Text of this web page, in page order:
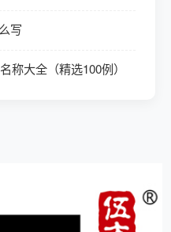
写
称大全（精选100例）